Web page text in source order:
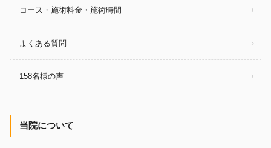
コース・施術料金・施術時間
よくある質問
158名様の声
当院について